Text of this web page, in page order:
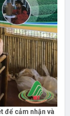
để cảm nhận và